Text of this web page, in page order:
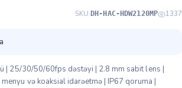
SKU:DH-HAC-HDW2120MP 1337
| 25/30/50/60fps dəstəyi | 2.8 mm sabit lens |
və koaksial idarəetmə | IP67 qoruma |